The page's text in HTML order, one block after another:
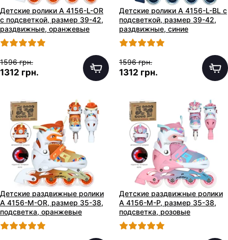
Детские ролики A 4156-L-OR
с подсветкой, размер 39-42,
раздвижные, оранжевые
1596 грн.
1312 грн.
Детские ролики A 4156-L-BL с
подсветкой, размер 39-42,
раздвижные, синие
1596 грн.
1312 грн.
Детские раздвижные ролики
A 4156-M-OR, размер 35-38,
подсветка, оранжевые
Детские раздвижные ролики
A 4156-M-P, размер 35-38,
подсветка, розовые